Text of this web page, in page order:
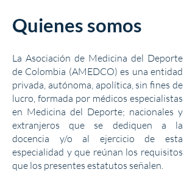
Quienes somos
La Asociación de Medicina del Deporte
de Colombia (AMEDCO) es una entidad
privada, autónoma, apolítica, sin fines de
lucro, formada por médicos especialistas
en Medicina del Deporte; nacionales y
extranjeros que se dediquen a la
docencia y/o al ejercicio de esta
especialidad y que reúnan los requisitos
que los presentes estatutos señalen.